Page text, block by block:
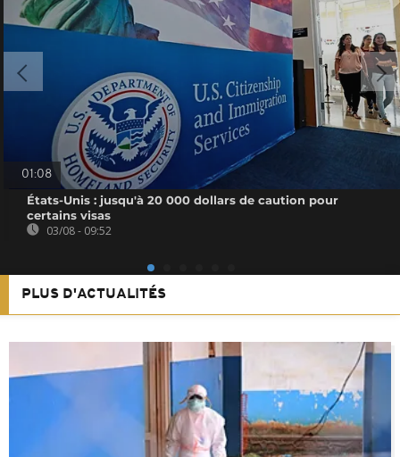
01:08
États-Unis : jusqu'à 20 000 dollars de caution pour
certains visas
03/08 - 09:52
PLUS D'ACTUALITÉS